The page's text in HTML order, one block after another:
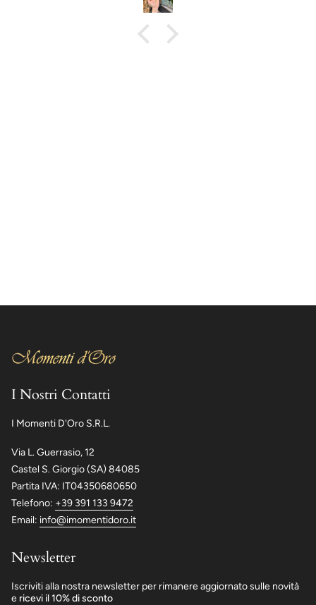
I Nostri Contatti
I Momenti D'Oro S.R.L.
Via L. Guerrasio, 12
Castel S. Giorgio (SA) 84085
Partita IVA: IT04350680650
Telefono: +39 391 133 9472
Email: info@imomentidoro.it
Newsletter
Iscriviti alla nostra newsletter per rimanere aggiornato sulle novità
e ricevi il 10% di sconto